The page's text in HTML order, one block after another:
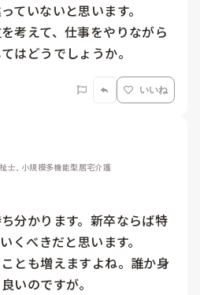
ていないと思います。
考えて、仕事をやりながら
はどうでしょうか。
いいね
士, 小規模多機能型居宅介護
分かります。新卒ならば特
くべきだと思います。
とも増えますよね。誰か身
いのですが。